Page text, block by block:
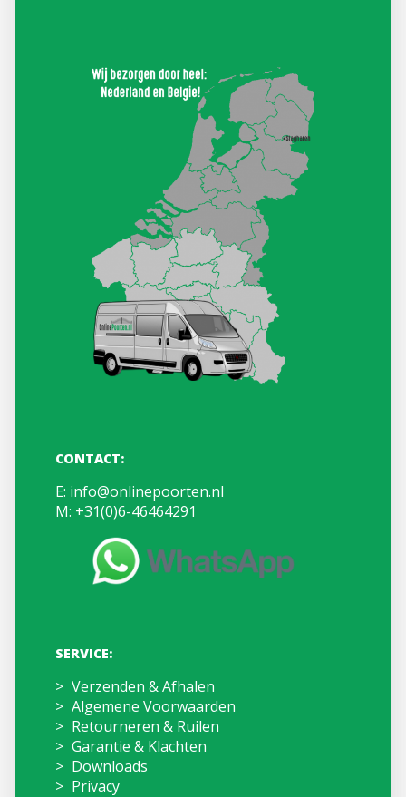
CONTACT:
E: info@onlinepoorten.nl
M: +31(0)6-46464291
SERVICE:
Verzenden & Afhalen
Algemene Voorwaarden
Retourneren & Ruilen
Garantie & Klachten
Downloads
Privacy